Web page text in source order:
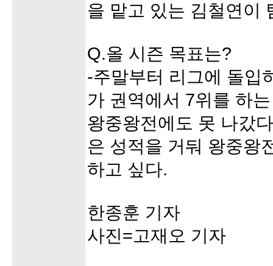
을 맡고 있는 김철연이
Q.올 시즌 목표는?
-주말부터 리그에 돌입
가 권역에서 7위를 하
왕중왕전에도 못 나갔
은 성적을 거둬 왕중왕
하고 싶다.
한종훈 기자
사진=고재오 기자